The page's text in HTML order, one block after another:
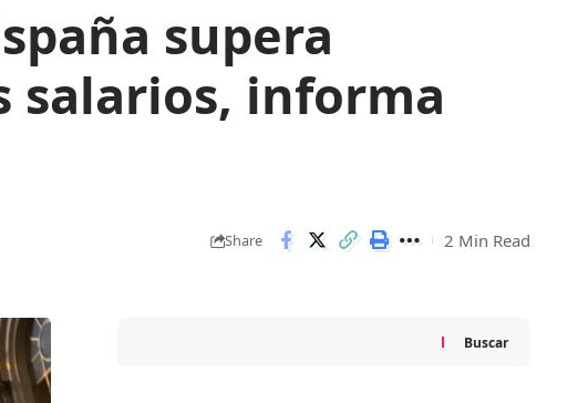
supera
salarios, informa
Share 2 Min Read
Buscar